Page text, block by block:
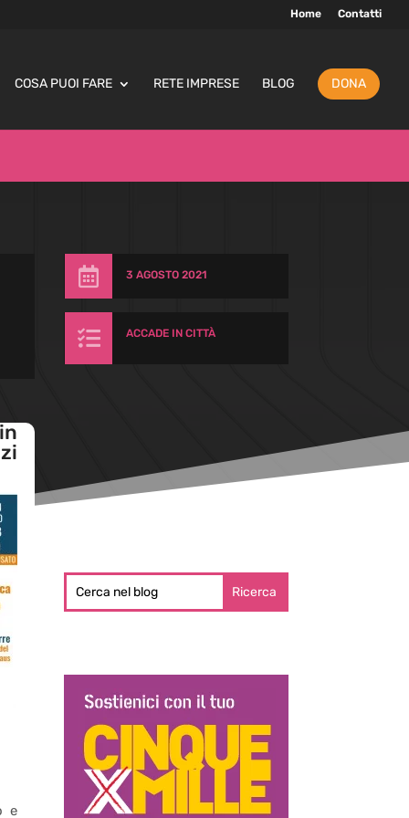
Home Contatti
COSA PUOI FARE RETE IMPRESE BLOG DONA
 3 AGOSTO 2021
 ACCADE IN CITTÀ
e